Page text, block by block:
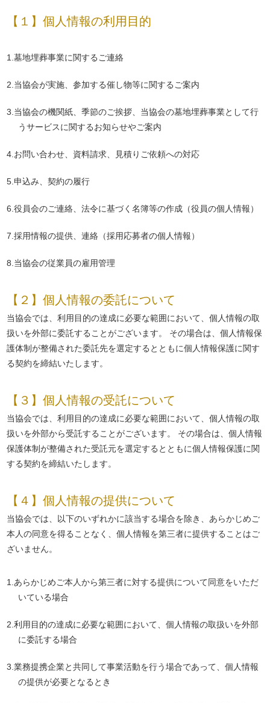
【１】個人情報の利用目的
1.墓地埋葬事業に関するご連絡
2.当協会が実施、参加する催し物等に関するご案内
3.当協会の機関紙、季節のご挨拶、当協会の墓地埋葬事業として行
うサービスに関するお知らせやご案内
4.お問い合わせ、資料請求、見積りご依頼への対応
5.申込み、契約の履行
6.役員会のご連絡、法令に基づく名簿等の作成（役員の個人情報）
7.採用情報の提供、連絡（採用応募者の個人情報）
8.当協会の従業員の雇用管理
【２】個人情報の委託について
当協会では、利用目的の達成に必要な範囲において、個人情報の取
扱いを外部に委託することがございます。 その場合は、個人情報保
護体制が整備された委託先を選定するとともに個人情報保護に関す
る契約を締結いたします。
【３】個人情報の受託について
当協会では、利用目的の達成に必要な範囲において、個人情報の取
扱いを外部から受託することがございます。 その場合は、個人情報
保護体制が整備された受託元を選定するとともに個人情報保護に関
する契約を締結いたします。
【４】個人情報の提供について
当協会では、以下のいずれかに該当する場合を除き、あらかじめご
本人の同意を得ることなく、個人情報を第三者に提供することはご
ざいません。
1.あらかじめご本人から第三者に対する提供について同意をいただ
いている場合
2.利用目的の達成に必要な範囲において、個人情報の取扱いを外部
に委託する場合
3.業務提携企業と共同して事業活動を行う場合であって、個人情報
の提供が必要となるとき